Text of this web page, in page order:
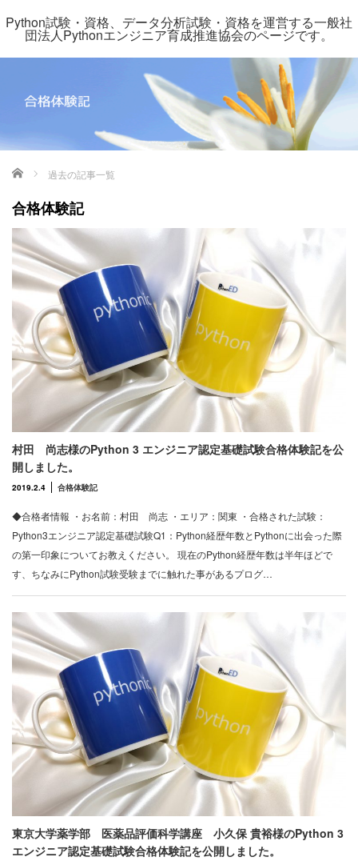
Python試験・資格、データ分析試験・資格を運営する一般社
団法人Pythonエンジニア育成推進協会のページです。
ホーム 過去の記事一覧
合格体験記
村田 尚志様のPython 3 エンジニア認定基礎試験合格体験記を公
開しました。
2019.2.4 合格体験記
◆合格者情報 ・お名前：村田 尚志 ・エリア：関東 ・合格された試験：
Python3エンジニア認定基礎試験Q1：Python経歴年数とPythonに出会った際
の第一印象についてお教えください。 現在のPython経歴年数は半年ほどで
す、ちなみにPython試験受験までに触れた事があるプログ…
東京大学薬学部 医薬品評価科学講座 小久保 貴裕様のPython 3
エンジニア認定基礎試験合格体験記を公開しました。